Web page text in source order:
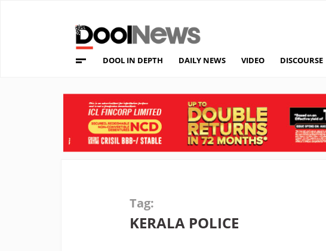
DOOL IN DEPTH DAILY NEWS VIDEO DISCOURSE
Tag:
KERALA POLICE